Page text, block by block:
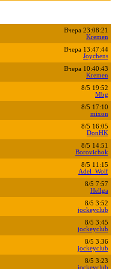
Вчера 23:08:21
Kremen
Вчера 13:47:44
Joychens
Вчера 10:40:43
Kremen
8/5 19:52
Mbg
8/5 17:10
mixon
8/5 16:05
DonHK
8/5 14:51
Borovichok
8/5 11:15
Adel_Wolf
8/5 7:57
Hellga
8/5 3:52
jockeyclub
8/5 3:45
jockeyclub
8/5 3:36
jockeyclub
8/5 3:23
jockeyclub